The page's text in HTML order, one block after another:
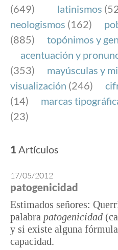
(649)
latinismos
neologismos (162)
(885)
topónimos y
acentuación y
(353)
mayúsculas y
visualización (246)
(14)
marcas
(23)
1 Artículos
17/05/2012
patogenicidad
Estimados señores:
palabra patogenicidad
y si existe alguna
capacidad.